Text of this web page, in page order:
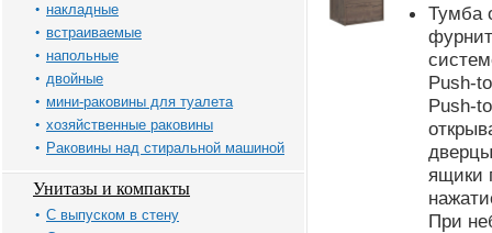
накладные
встраиваемые
напольные
двойные
мини-раковины для туалета
хозяйственные раковины
Раковины над стиральной машиной
Унитазы и компакты
С выпуском в стену
Тумба
Push-
Push-
ящики
При